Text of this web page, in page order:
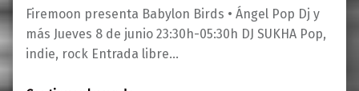
Firemoon presenta Babylon Birds • Ángel Pop Dj y
más Jueves 8 de junio 23:30h-05:30h DJ SUKHA Pop,
indie, rock Entrada libre…